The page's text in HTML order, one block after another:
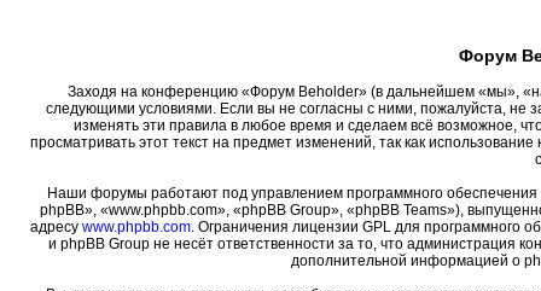
Форум
Заходя на конференцию «Форум Beholder» (в дальнейшем «мы»,
следующими условиями. Если вы не согласны с ними, пожалуйста, не
изменять эти правила в любое время и сделаем всё возможное,
просматривать этот текст на предмет изменений, так как
Наши форумы работают под управлением программного
phpBB», «www.phpbb.com», «phpBB Group», «phpBB Teams»),
адресу www.phpbb.com. Ограничения лицензии GPL для программного
и phpBB Group не несёт ответственности за то, что администрация
дополнительной информацией о